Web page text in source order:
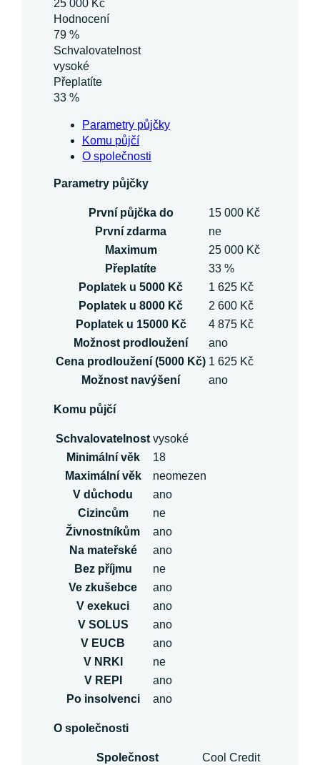
25 000 Kč
Hodnocení
79 %
Schvalovatelnost
vysoké
Přeplatíte
33 %
Parametry půjčky
Komu půjčí
O společnosti
Parametry půjčky
První půjčka do
15 000 Kč
První zdarma
ne
Maximum
25 000 Kč
Přeplatíte
33 %
Poplatek u 5000 Kč
1 625 Kč
Poplatek u 8000 Kč
2 600 Kč
Poplatek u 15000 Kč
4 875 Kč
Možnost prodloužení
ano
Cena prodloužení (5000 Kč) 1 625 Kč
Možnost navýšení
ano
Komu půjčí
Schvalovatelnost vysoké
Minimální věk
18
Maximální věk
neomezen
V důchodu
ano
Cizincům
ne
Živnostníkům
ano
Na mateřské
ano
Bez příjmu
ne
Ve zkušebce
ano
V exekuci
ano
V SOLUS
ano
V EUCB
ano
V NRKI
ne
V REPI
ano
Po insolvenci
ano
O společnosti
Společnost
Cool Credit